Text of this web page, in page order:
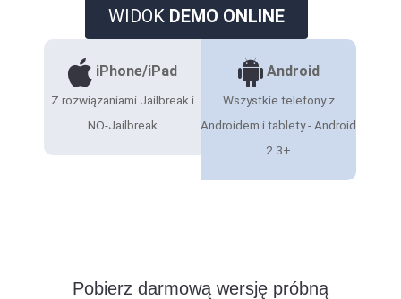
WIDOK DEMO ONLINE
iPhone/iPad
Z rozwiązaniami Jailbreak i
NO-Jailbreak
Android
Wszystkie telefony z
Androidem i tablety - Android
2.3+
Pobierz darmową wersję próbną